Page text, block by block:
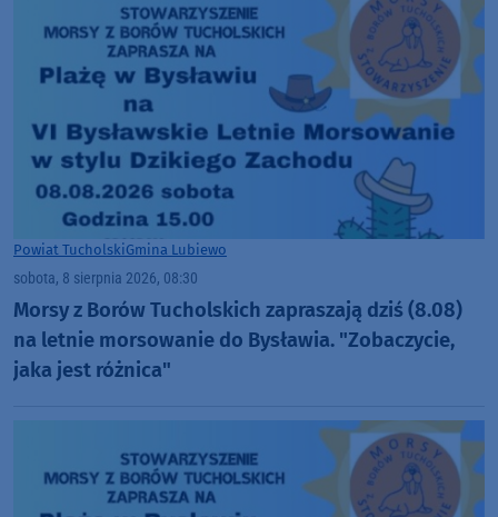
Powiat TucholskiGmina Lubiewo
sobota, 8 sierpnia 2026, 08:30
Morsy z Borów Tucholskich zapraszają dziś (8.08)
na letnie morsowanie do Bysławia. "Zobaczycie,
jaka jest różnica"